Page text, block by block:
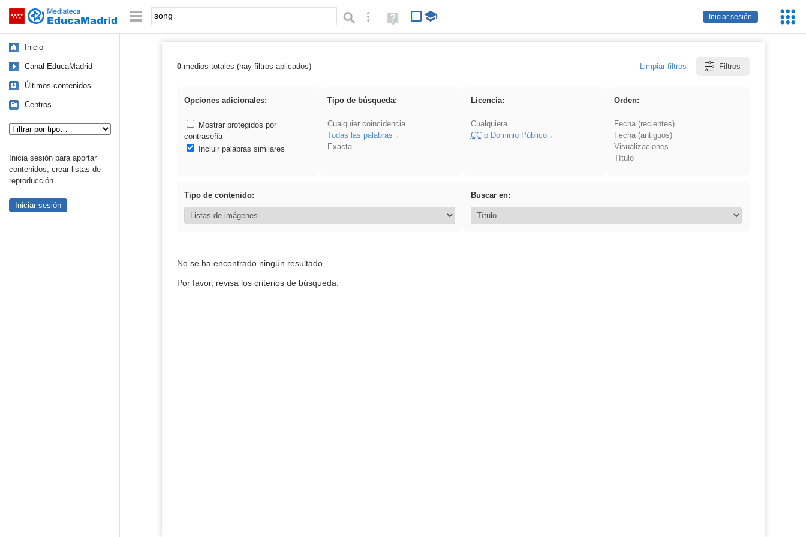
Saltar navegación
Iniciar sesión
Palabra o frase: Búsqueda avanzada
Ayuda
(en
Inicio
Canal EducaMadrid
Últimos contenidos
Centros
Inicia sesión para aportar
contenidos, crear listas de
reproducción...
Iniciar sesión
Resultados de: song
0medios totales (hay filtros aplicados) Limpiar filtros Filtros
Opciones adicionales:
Mostrar protegidos por
contraseña
Incluir palabras similares
Tipo de búsqueda:
Cualquier coincidencia
Todas las palabras
Exacta
Licencia:
Cualquiera
CCo Dominio Público
Orden:
Fecha (recientes)
Fecha (antiguos)
Visualizaciones
Título
Tipo de contenido: Buscar en:
No se ha encontrado ningún resultado.
Por favor, revisa los criterios de búsqueda.